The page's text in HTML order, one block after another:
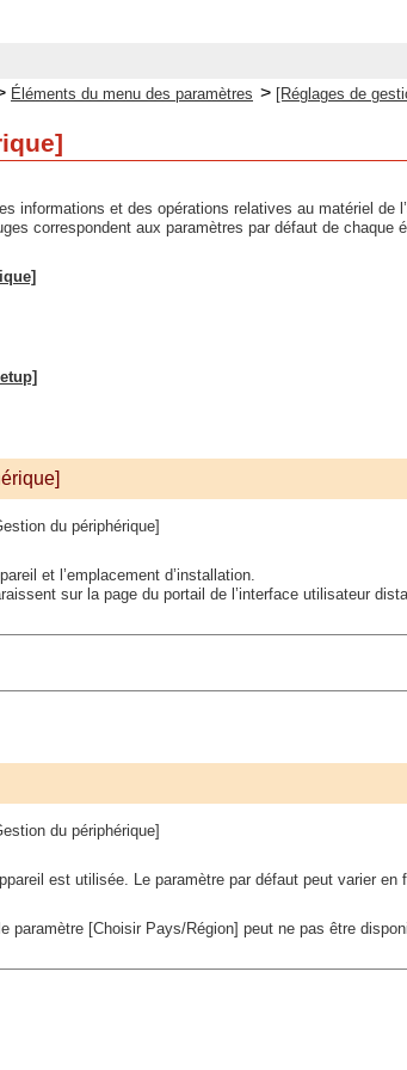
Éléments du menu des paramètres > [Réglages de
informations et des opérations relatives au matériel de
correspondent aux paramètres par défaut de chaque
du périphérique]
et l’emplacement d’installation.
sur la page du portail de l’interface utilisateur
du périphérique]
est utilisée. Le paramètre par défaut peut varier
paramètre [Choisir Pays/Région] peut ne pas être